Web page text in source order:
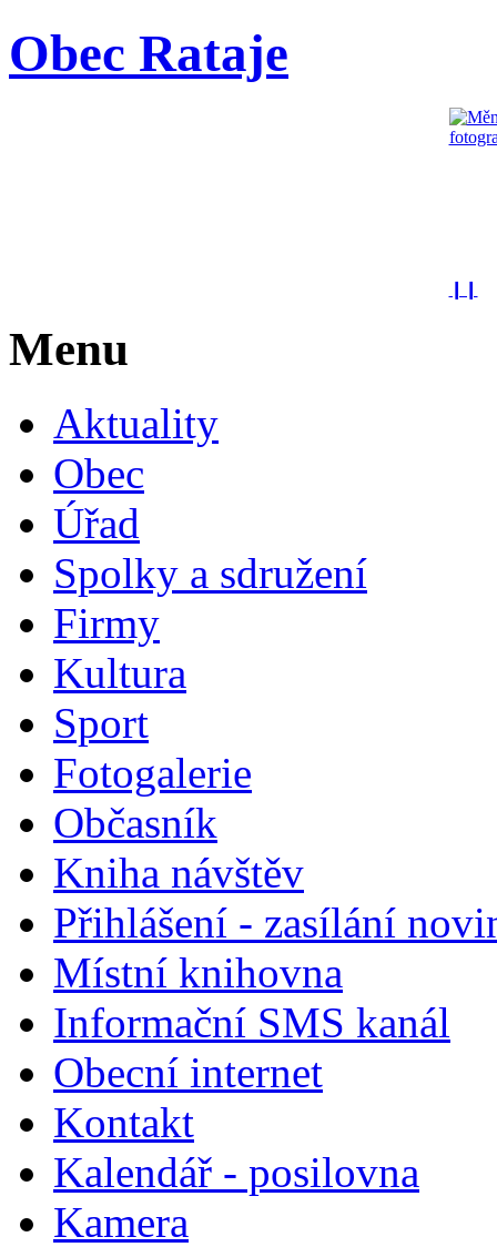
Obec Rataje
Menu
Aktuality
Obec
Úřad
Spolky a sdružení
Firmy
Kultura
Sport
Fotogalerie
Občasník
Kniha návštěv
Přihlášení - zasílání
Místní knihovna
Informační SMS kanál
Obecní internet
Kontakt
Kalendář - posilovna
Kamera